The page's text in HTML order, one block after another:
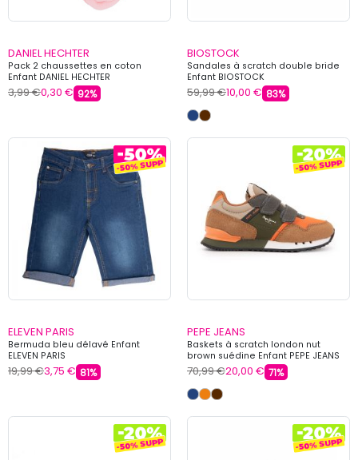
DANIEL HECHTER
Pack 2 chaussettes en coton
Enfant DANIEL HECHTER
3,99 €0,30 € 92%
BIOSTOCK
Sandales à scratch double bride
Enfant BIOSTOCK
59,99 €10,00 € 83%
ELEVEN PARIS
Bermuda bleu délavé Enfant
ELEVEN PARIS
19,99 €3,75 € 81%
PEPE JEANS
Baskets à scratch london nut
brown suédine Enfant PEPE JEANS
70,99 €20,00 € 71%